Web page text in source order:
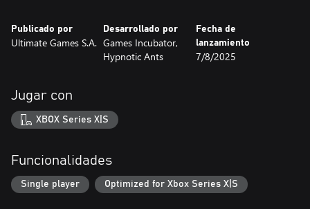
Publicado por
Ultimate Games S.A.
Desarrollado por
Games Incubator,
Hypnotic Ants
Fecha de
lanzamiento
7/8/2025
Jugar con
XBOX Series X|S
Funcionalidades
Single player Optimized for Xbox Series X|S